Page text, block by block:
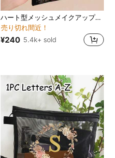
ハート型メッシュメイクアップバッグ 1個/3個セット、ポータブル フロック加工 マルチパーパス クリアリップスティックポーチバッグ、ルームデコ、バッグ、メイクアップバッグ、バニティ、トラベル、メイクアップバッグ、トラベルエッセンシャル、オーガナイザー、ストレージ、トラベルエッセンシャル、メイクアップオーガナイザー、メイクアップバッグ、メイクアップオーガナイザー、オーガナイザー、トイレタリーバッグ、デスクオーガナイザー、化粧品バッグ、メイクアップポーチ、メイクアップオーガナイズ、バニティアクセサリー、メイクアップポーチ、レディース用トイレタリーバッグ、小さなメイクアップバッグ、レディース用トイレタリーバッグ、小さなメイクアップバッグ、レディース用トイレタリーバッグ、女性への贈り物、クリスマスギフト、女性への贈り物のアイデア、ポーチ、メイクアップポーチ、トラベルエッセンシャル
#1 ベストセラー トイレタリーバッグ
売り切れ間近！
#1 ベストセラー
売り切れ間近！
#1 ベストセラー
売り切れ間近！
#1 ベストセラー トイレタリーバッグ
¥240 5.4k+ sold